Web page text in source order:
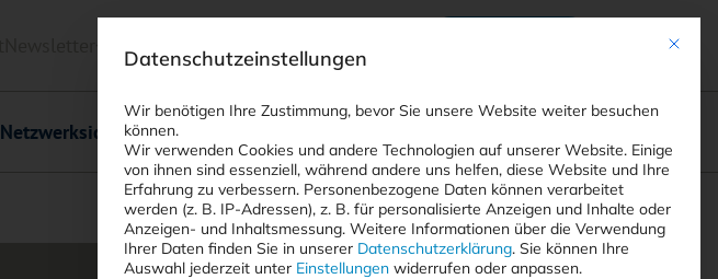
Suchen
<kes>+ Downloads
Netzwerksicherheit
Mit
Datenschutzeinstellungen
Wir benötigen Ihre Zustimmung, bevor Sie unsere Website weiter besuchen
können.
Wir verwenden Cookies und andere Technologien auf unserer Website. Einige
von ihnen sind essenziell, während andere uns helfen, diese Website und Ihre
Erfahrung zu verbessern. Personenbezogene Daten können verarbeitet
werden (z. B. IP-Adressen), z. B. für personalisierte Anzeigen und Inhalte oder
Anzeigen- und Inhaltsmessung. Weitere Informationen über die Verwendung
Ihrer Daten finden Sie in unserer Datenschutzerklärung. Sie können Ihre
Auswahl jederzeit unter Einstellungen widerrufen oder anpassen.